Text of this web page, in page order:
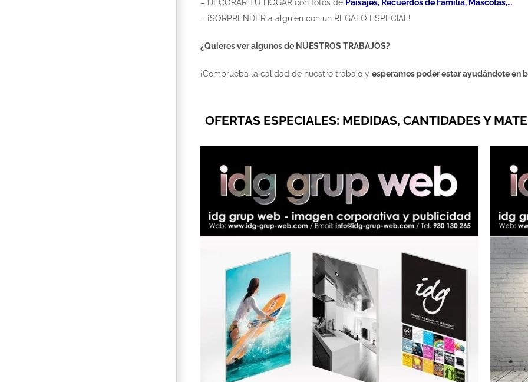
– DECORAR TU HOGAR con fotos de Paisajes, Recuerdos de Familia, Máscotas,…
– ¡SORPRENDER a alguien con un REGALO ESPECIAL!
¿Quieres ver algunos de NUESTROS TRABAJOS?
¡Comprueba la calidad de nuestro trabajo y esperamos poder estar ayudándote en
OFERTAS ESPECIALES: MEDIDAS, CANTIDADES Y